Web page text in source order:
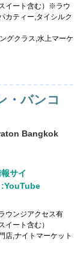
イート含む）※ラウ
カティー,タイシルク
グクラス,水上マーケ
・バンコ
Bangkok
サイ
:YouTube
ウンジアクセス有
イート含む）
店,ナイトマーケット